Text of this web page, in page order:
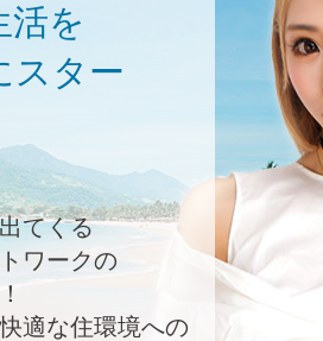
活を
スター
てくる
ワークの
適な住環境への